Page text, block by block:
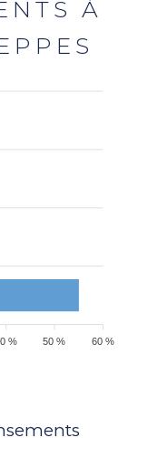
À
60 %
50 %
%